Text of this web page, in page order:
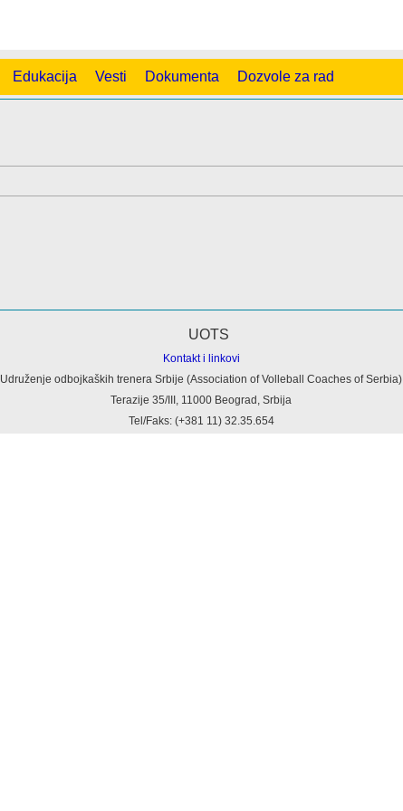
Edukacija Vesti Dokumenta Dozvole za rad
Kontakt i linkovi
Udruženje odbojkaških trenera Srbije (Association of Volleball Coaches of Serbia)
Terazije 35/III, 11000 Beograd, Srbija
Tel/Faks: (+381 11) 32.35.654